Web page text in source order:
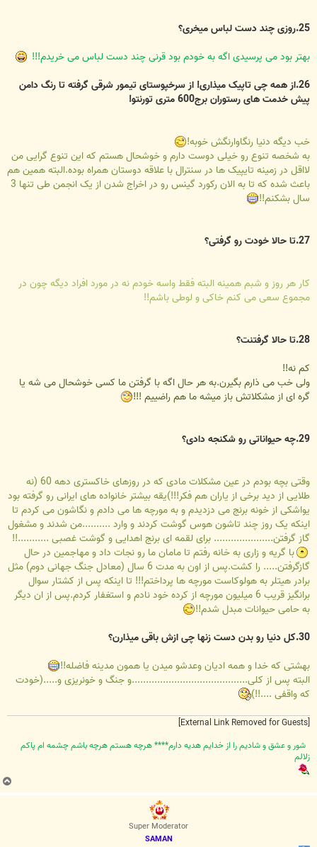
25.روزی چند دست لباس میخری؟
بهتر بود می پرسیدی اگه به خودم بود قرنی چند دست لباس می خریدم!!!
26.از همه چی تاپیک میذاری! از سرخپوستای تیمور شرقی گرفته تا رنگ دامن
پیش خدمت های رستوران برج600 متری تورنتو!
خب دیگه دنیا رنگاوارنگش خوبه!
به شخصه تنوع رو خیلی دوست دارم و خوشحال هستم که این تنوع گرایی من
لااقل در زمینه تایپیک ها در سنترال با علاقه دوستان همراه بوده.البته همین هم
باعث شده که تا به الان رکورد گینس رو در اخراج شدن از یک انجمن طی تنها 3
سال بشکنم!!
27.تا حالا خودت رو گرفتی؟
کار هر روز و شبم همینه البته فقط واسه خودم نه در مورد افراد دیگه چون در
مجموع سعی می کنم خاکی و لوطی باشم!!
28.تا حالا گرفتنت؟
کم نه!!
ولی خب می ذارم بگیرن.به هر حال اگه با گرفتن ما کسی خوشحال می شه یا
گره ای از مشکلاتش باز میشه ما هم راضییم !!!
29.چه حیواناتی رو شکنجه دادی؟
وقتی بچه بودم در عین مشکلات مادی که در روزهای خاکستری دهه 60 (نه
طلایی از دید برخی از یاران هم فکر!!!)یقه بیشتر خانواده های ایرانی رو گرفته بود
یواشکی از خونه برنج می دزدیدم و به مورچه ها می دادم و نگاشون می کردم تا
اینکه یک روز چند تاشون هوس گوشت کردند و وارد ..........من شدند و مشغول
گاز گرفتن..................... برای لقمه ای برنج اهدایی و گوشت غصبی ...........!!
با گریه و زاری به خانه رفتم تا مامان ما رو نجات داد و مهاجمین در حال
گازگرفتن..... را کشت.پس از اون به مدت 6 سال (معادل جنگ جهانی دوم) مثل
برادر هیتلر به هولوکاست مورچه ها پرداختم!!! تا اینکه پس از کشتار سوال
برانگیز قریب 6 میلیون مورچه از کرده خود نادم و استغفار کردم.پس از ان دیگر
به حامی حیوانات مبدل شدم!!
30.کل دنیا رو بدن دست زنها چی ازش باقی میذارن؟
بهشتی که خدا و همه ادیان وعدشو میدن یا همون مدینه فاضله!!
البته پس از کلی.........................................و جنگ و خونریزی و.....(خودت
که واقفی ....!!)
شور و عشق و شاديم را از خدايم هديه دارم**** هرچه هستم هرچه باشم چشمه ام پاکم
زلالم
ب
ا
Super Moderator
SAMAN